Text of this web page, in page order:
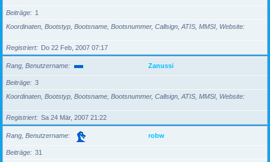
Beiträge
1
Koordinaten, Bootstyp, Bootsname, Bootsnummer, Callsign, ATIS, MMSI, Website
Registriert Do 22 Feb, 2007 07:17
Rang, Benutzername Zanussi
Beiträge
3
Koordinaten, Bootstyp, Bootsname, Bootsnummer, Callsign, ATIS, MMSI, Website
Registriert Sa 24 Mär, 2007 21:22
Rang, Benutzername robw
Beiträge
31